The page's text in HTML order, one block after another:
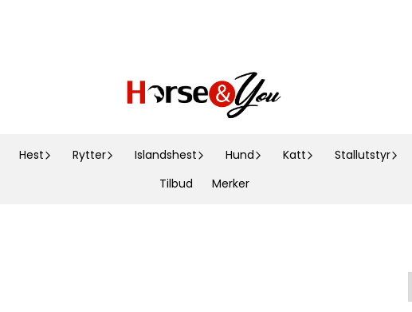
Hest Rytter Islandshest Hund Katt Stallutstyr
Tilbud
Merker